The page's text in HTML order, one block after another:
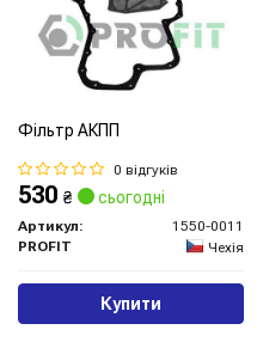
Фільтр АКПП
0 відгуків
530 ₴ сьогодні
Артикул:
1550-0011
PROFIT
Чехія
Купити